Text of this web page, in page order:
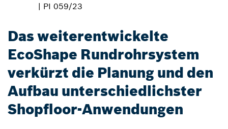
| PI 059/23
Das weiterentwickelte
EcoShape Rundrohrsystem
verkürzt die Planung und den
Aufbau unterschiedlichster
Shopfloor-Anwendungen